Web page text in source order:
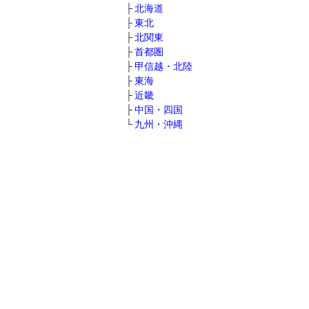
北海道
東北
北関東
首都圏
甲信越・北陸
東海
近畿
中国・四国
九州・沖縄